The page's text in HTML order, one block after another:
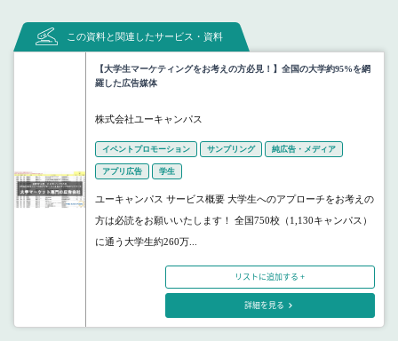
この資料と関連したサービス・資料
【大学生マーケティングをお考えの方必見！】全国の大学約95%を網
羅した広告媒体
株式会社ユーキャンパス
イベントプロモーション サンプリング 純広告・メディア
アプリ広告 学生
ユーキャンパス サービス概要 大学生へのアプローチをお考えの
方は必読をお願いいたします！ 全国750校（1,130キャンパス）
に通う大学生約260万...
リストに追加する +
詳細を見る